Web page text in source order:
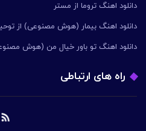
دانلود اهنگ تروما از مستر
دانلود اهنگ بیمار (هوش مصنوعی) از
دانلود اهنگ تو باور خیال من (هوش
راه های ارتباطی